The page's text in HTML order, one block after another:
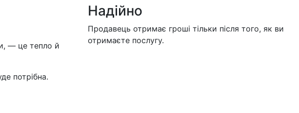
— це тепло й
потрібна.
Надійно
Продавець отримає гроші тільки після того, як ви
отримаєте послугу.